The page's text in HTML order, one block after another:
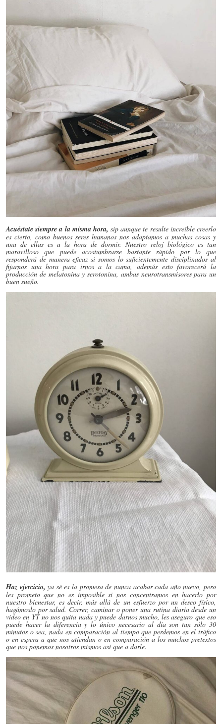
Acuéstate siempre a la misma hora, sip aunque te resulte increíble creerlo
es cierto, como buenos seres humanos nos adaptamos a muchas cosas y
una de ellas es a la hora de dormir. Nuestro reloj biológico es tan
maravilloso que puede acostumbrarse bastante rápido por lo que
responderá de manera eficaz si somos lo suficientemente disciplinados al
fijarnos una hora para irnos a la cama, además esto favorecerá la
producción de melatonina y serotonina, ambas neurotransmisores para un
buen sueño.
Haz ejercicio, ya sé es la promesa de nunca acabar cada año nuevo, pero
les prometo que no es imposible si nos concentramos en hacerlo por
nuestro bienestar, es decir, más allá de un esfuerzo por un deseo físico,
hagámoslo por salud. Correr, caminar o poner una rutina diaria desde un
video en YT no nos quita nada y puede darnos mucho, les aseguro que eso
puede hacer la diferencia y lo único necesario al día son tan sólo 30
minutos o sea, nada en comparación al tiempo que perdemos en el tráfico
o en espera a que nos atiendan o en comparación a los muchos pretextos
que nos ponemos nosotros mismos así que a darle.